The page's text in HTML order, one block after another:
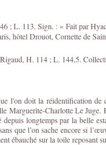
; L. 113. Sign. : « Fait par
hôtel Drouot, Cornette de
H. 114 ; L. 144,5.
l'on doit la réidentification
Marguerite-Charlotte Le Juge.
longtemps par la belle
que l’on sache encore si
ébauché sur la toile reposant